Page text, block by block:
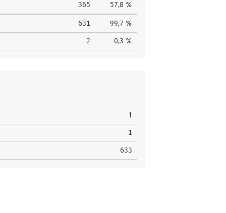
365 57,8 %
631 99,7 %
2 0,3 %
1
1
633